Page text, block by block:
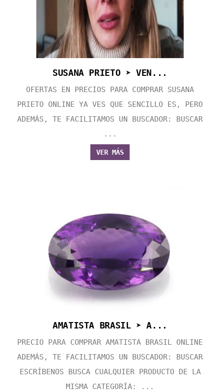
SUSANA PRIETO ➤ VEN...
OFERTAS EN PRECIOS PARA COMPRAR SUSANA
PRIETO ONLINE YA VES QUE SENCILLO ES, PERO
ADEMÁS, TE FACILITAMOS UN BUSCADOR: BUSCAR
...
VER MÁS
AMATISTA BRASIL ➤ A...
PRECIO PARA COMPRAR AMATISTA BRASIL ONLINE
ADEMÁS, TE FACILITAMOS UN BUSCADOR: BUSCAR
ESCRÍBENOS BUSCA CUALQUIER PRODUCTO DE LA
MISMA CATEGORÍA: ...